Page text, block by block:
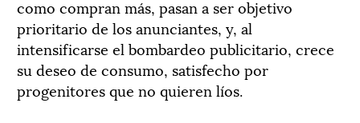
como compran más, pasan a ser objetivo
prioritario de los anunciantes, y, al
intensificarse el bombardeo publicitario, crece
su deseo de consumo, satisfecho por
progenitores que no quieren líos.